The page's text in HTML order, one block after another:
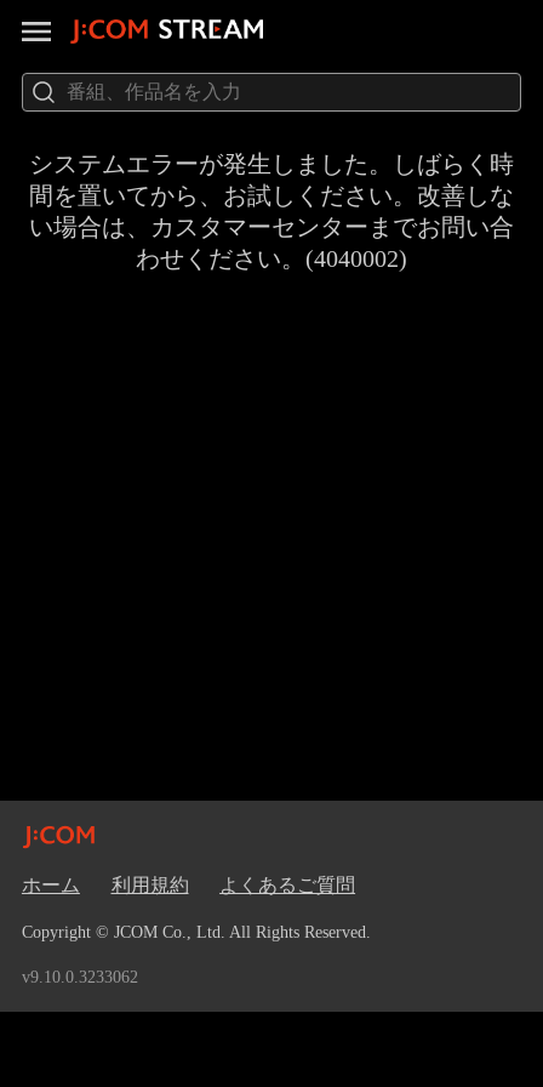
システムエラーが発生しました。しばらく時
間を置いてから、お試しください。改善しな
い場合は、カスタマーセンターまでお問い合
わせください。(4040002)
ホーム 利用規約 よくあるご質問
Copyright © JCOM Co., Ltd. All Rights Reserved.
v9.10.0.3233062